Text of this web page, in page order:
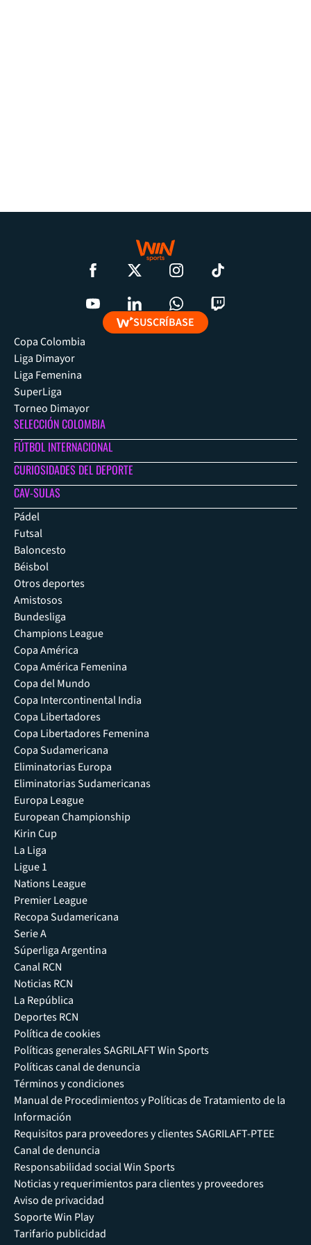
SUSCRÍBASE
Copa Colombia
Liga Dimayor
Liga Femenina
SuperLiga
Torneo Dimayor
SELECCIÓN COLOMBIA
FÚTBOL INTERNACIONAL
CURIOSIDADES DEL DEPORTE
CAV-SULAS
Pádel
Futsal
Baloncesto
Béisbol
Otros deportes
Amistosos
Bundesliga
Champions League
Copa América
Copa América Femenina
Copa del Mundo
Copa Intercontinental India
Copa Libertadores
Copa Libertadores Femenina
Copa Sudamericana
Eliminatorias Europa
Eliminatorias Sudamericanas
Europa League
European Championship
Kirin Cup
La Liga
Ligue 1
Nations League
Premier League
Recopa Sudamericana
Serie A
Súperliga Argentina
Canal RCN
Noticias RCN
La República
Deportes RCN
Política de cookies
Políticas generales SAGRILAFT Win Sports
Políticas canal de denuncia
Términos y condiciones
Manual de Procedimientos y Políticas de Tratamiento de la
Información
Requisitos para proveedores y clientes SAGRILAFT-PTEE
Canal de denuncia
Responsabilidad social Win Sports
Noticias y requerimientos para clientes y proveedores
Aviso de privacidad
Soporte Win Play
Tarifario publicidad